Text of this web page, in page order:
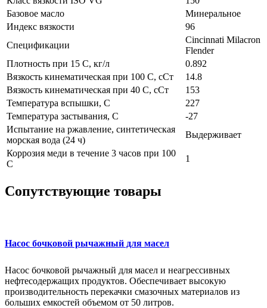
Базовое масло
Минеральное
Индекс вязкости
96
Спецификации
Cincinnati Milacron
Flender
Плотность при 15 С, кг/л
0.892
Вязкость кинематическая при 100 С, сСт
14.8
Вязкость кинематическая при 40 С, сСт
153
Температура вспышки, С
227
Температура застывания, С
-27
Испытание на ржавление, синтетическая
морская вода (24 ч)
Выдерживает
Коррозия меди в течение 3 часов при 100
С
1
Сопутствующие товары
Насос бочковой рычажный для масел
Насос бочковой рычажный для масел и неагрессивных
нефтесодержащих продуктов. Обеспечивает высокую
производительность перекачки смазочных материалов из
больших емкостей объемом от 50 литров.